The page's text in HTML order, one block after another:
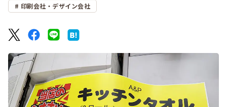
印刷会社・デザイン会社